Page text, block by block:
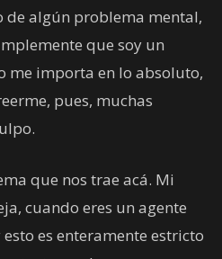
de algún problema mental,
que soy un
me importa en lo absoluto,
pues, muchas
que nos trae acá. Mi
cuando eres un agente
es enteramente estricto